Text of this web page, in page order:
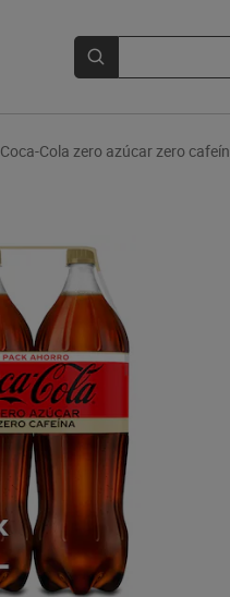
Coca-Cola zero azúcar zero